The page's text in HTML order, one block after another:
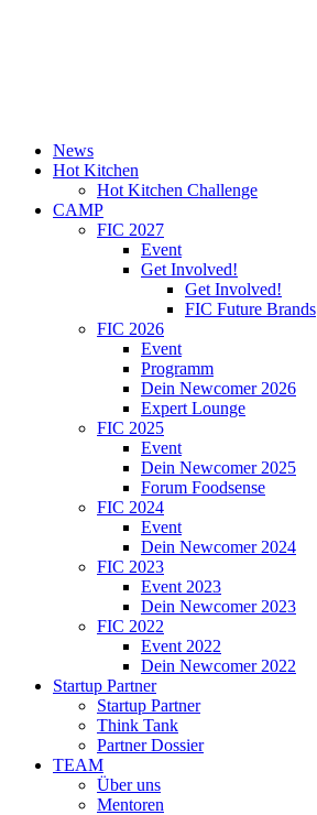
News
Hot Kitchen
Hot Kitchen Challenge
CAMP
FIC 2027
Event
Get Involved!
Get Involved!
FIC Future Brands
FIC 2026
Event
Programm
Dein Newcomer 2026
Expert Lounge
FIC 2025
Event
Dein Newcomer 2025
Forum Foodsense
FIC 2024
Event
Dein Newcomer 2024
FIC 2023
Event 2023
Dein Newcomer 2023
FIC 2022
Event 2022
Dein Newcomer 2022
Startup Partner
Startup Partner
Think Tank
Partner Dossier
TEAM
Über uns
Mentoren